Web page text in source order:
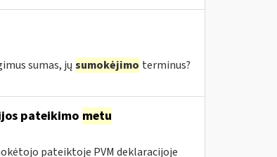
sumas, jų sumokėjimo terminus?
pateikimo metu
pateiktoje PVM deklaracijoje